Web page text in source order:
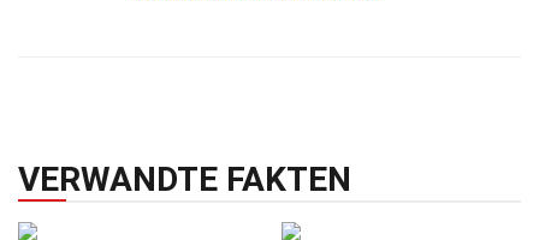
VERWANDTE FAKTEN